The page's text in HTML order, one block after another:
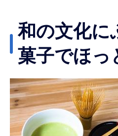
和の文化に
菓子でほっ